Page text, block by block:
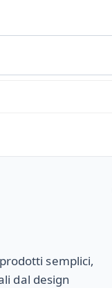
semplici,
dal design